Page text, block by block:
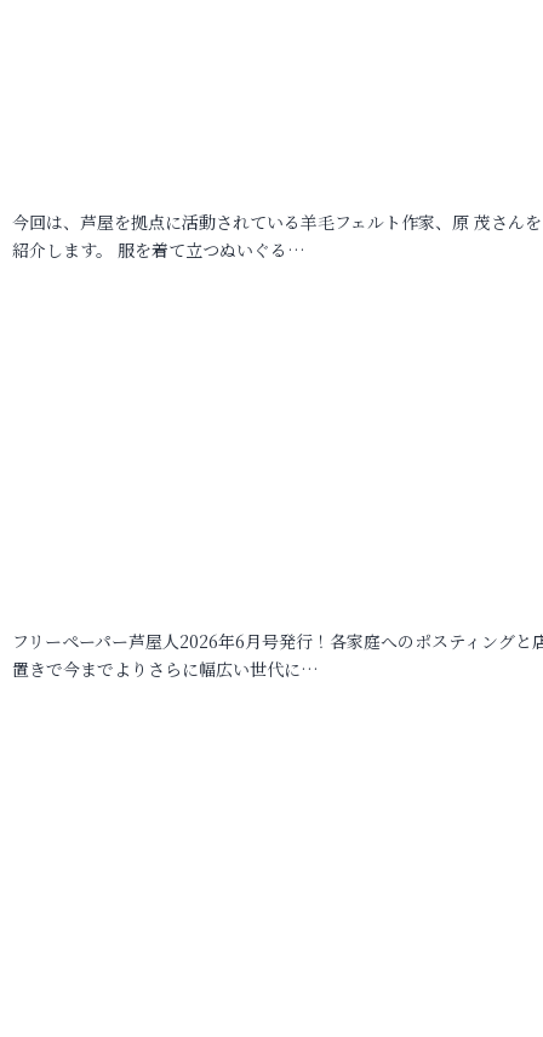
今回は、芦屋を拠点に活動されている羊毛フェルト作家、原 茂さん
紹介します。 服を着て立つぬいぐる…
フリーペーパー芦屋人2026年6月号発行！各家庭へのポスティングと
置きで今までよりさらに幅広い世代に…